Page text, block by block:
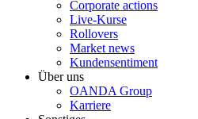
Corporate actions
Live-Kurse
Rollovers
Market news
Kundensentiment
Über uns
OANDA Group
Karriere